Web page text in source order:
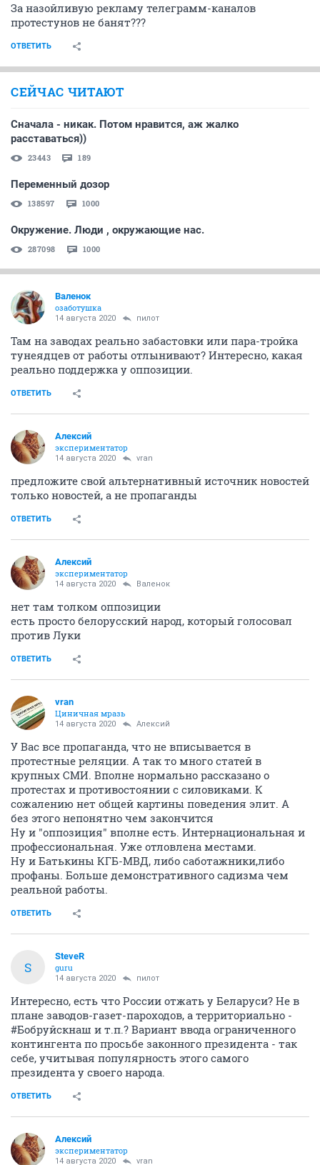
За назойливую рекламу телеграмм-каналов
протестунов не банят???
ОТВЕТИТЬ
СЕЙЧАС ЧИТАЮТ
Сначала - никак. Потом нравится, аж жалко
расставаться))
23443 189
Переменный дозор
138597 1000
Окружение. Люди , окружающие нас.
287098 1000
Валенок
озаботушка
14 августа 2020 пилот
Там на заводах реально забастовки или пара-тройка
тунеядцев от работы отлынивают? Интересно, какая
реально поддержка у оппозиции.
ОТВЕТИТЬ
Алексий
экспериментатор
14 августа 2020 vran
предложите свой альтернативный источник новостей
только новостей, а не пропаганды
ОТВЕТИТЬ
Алексий
экспериментатор
14 августа 2020 Валенок
нет там толком оппозиции
есть просто белорусский народ, который голосовал
против Луки
ОТВЕТИТЬ
vran
Циничная мразь
14 августа 2020 Алексий
У Вас все пропаганда, что не вписывается в
протестные реляции. А так то много статей в
крупных СМИ. Вполне нормально рассказано о
протестах и противостоянии с силовиками. К
сожалению нет общей картины поведения элит. А
без этого непонятно чем закончится
Ну и "оппозиция" вполне есть. Интернациональная и
профессиональная. Уже отловлена местами.
Ну и Батькины КГБ-МВД, либо саботажники,либо
профаны. Больше демонстративного садизма чем
реальной работы.
ОТВЕТИТЬ
S
SteveR
guru
14 августа 2020 пилот
Интересно, есть что России отжать у Беларуси? Не в
плане заводов-газет-пароходов, а территориально -
#Бобруйскнаш и т.п.? Вариант ввода ограниченного
контингента по просьбе законного президента - так
себе, учитывая популярность этого самого
президента у своего народа.
ОТВЕТИТЬ
Алексий
экспериментатор
14 августа 2020 vran